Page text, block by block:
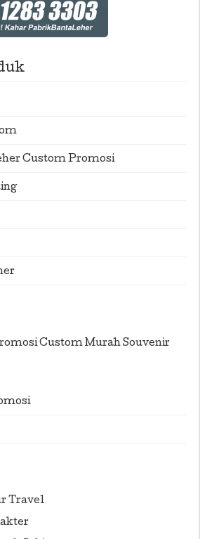
Custom Promosi
Custom Murah Souvenir
Travel